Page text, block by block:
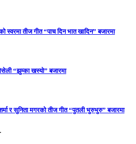
तीज गीत “पाच दिन भात खादिन” बजारमा
“झुम्का खस्यो” बजारमा
र सुनिता मगरको तीज गीत “पुतली भुरुभुरु” बजारमा